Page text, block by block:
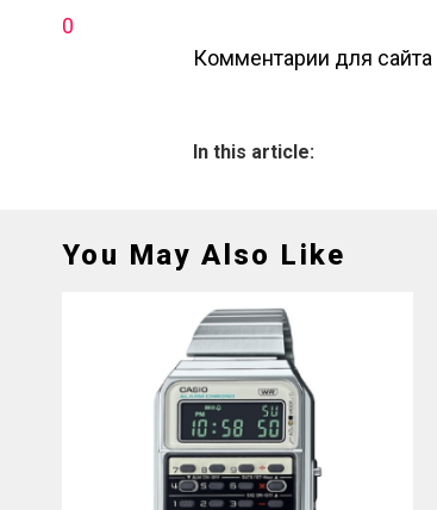
0
Комментарии для сайта
In this article:
You May Also Like